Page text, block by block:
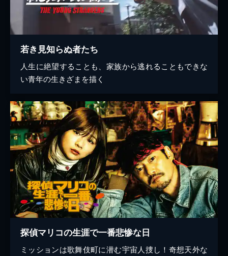
若き見知らぬ者たち
人生に絶望することも、家族から逃れることもできな
い青年の生きざまを描く
探偵マリコの生涯で一番悲惨な日
ミッションは歌舞伎町に潜む宇宙人捜し！奇想天外な